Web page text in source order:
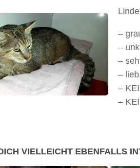
–
–
–
–
–
–
VIELLEICHT EBENFALLS